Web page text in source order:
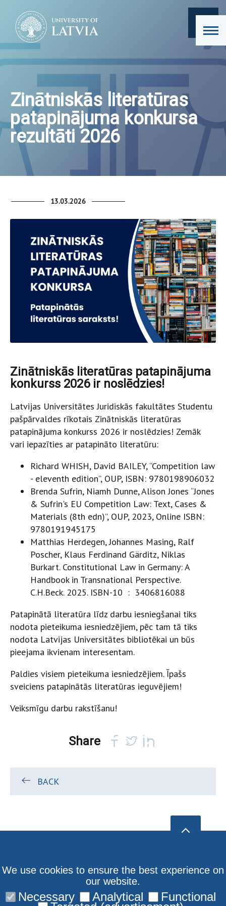
Zinātniskās literatūras
patapinājuma konkursa
rezultāti 2026
13.03.2026
Zinātniskās literatūras patapinājuma
konkurss 2026 ir noslēdzies!
Latvijas Universitātes Juridiskās fakultātes Studentu
pašpārvaldes rīkotais Zinātniskās literatūras
patapinājuma konkurss 2026 ir noslēdzies! Zemāk
vari iepazīties ar patapināto literatūru:
Richard WHISH, David BAILEY, “Competition law
- eleventh edition”, OUP, ISBN: 9780198906032
Brenda Sufrin, Niamh Dunne, Alison Jones “Jones
& Sufrin's EU Competition Law: Text, Cases &
Materials (8th edn)”, OUP, 2023, Online ISBN:
9780191945175
Matthias Herdegen, Johannes Masing, Ralf
Poscher, Klaus Ferdinand Gärditz, Niklas
Burkart. Constitutional Law in Germany: A
Handbook in Transnational Perspective.
C.H.Beck. 2025. ISBN-10 : 3406816088
Patapinātā literatūra līdz darbu iesniegšanai tiks
nodota pieteikuma iesniedzējiem, pēc tam tā tiks
nodota Latvijas Universitātes bibliotēkai un būs
pieejama ikvienam interesentam.
Paldies visiem pieteikuma iesniedzējiem. Īpašs
sveiciens patapinātās literatūras ieguvējiem!
Veiksmīgu darbu rakstīšanu!
Share
BACK
We use cookies to ensure the best experience on
our website.
Necessary Analytical Functional